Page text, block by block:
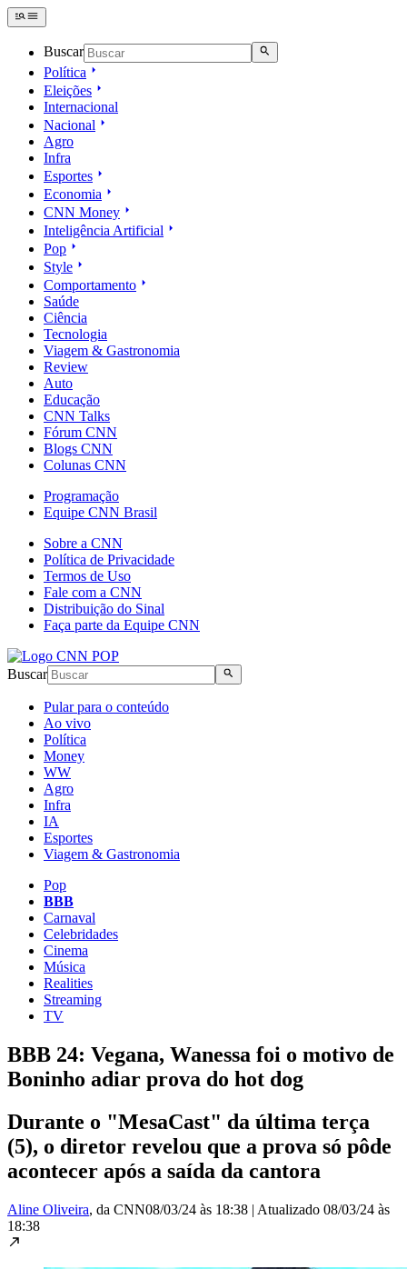
Buscar
Política
Eleições
Internacional
Nacional
Agro
Infra
Esportes
Economia
CNN Money
Inteligência Artificial
Pop
Style
Comportamento
Saúde
Ciência
Tecnologia
Viagem & Gastronomia
Review
Auto
Educação
CNN Talks
Fórum CNN
Blogs CNN
Colunas CNN
Programação
Equipe CNN Brasil
Sobre a CNN
Política de Privacidade
Termos de Uso
Fale com a CNN
Distribuição do Sinal
Faça parte da Equipe CNN
Buscar
Pular para o conteúdo
Ao vivo
Política
Money
WW
Agro
Infra
IA
Esportes
Viagem & Gastronomia
Pop
BBB
Carnaval
Celebridades
Cinema
Música
Realities
Streaming
TV
BBB 24: Vegana, Wanessa foi o motivo de
Boninho adiar prova do hot dog
Durante o "MesaCast" da última terça
(5), o diretor revelou que a prova só pôde
acontecer após a saída da cantora
Aline Oliveira, da CNN08/03/24 às 18:38 | Atualizado 08/03/24 às
18:38